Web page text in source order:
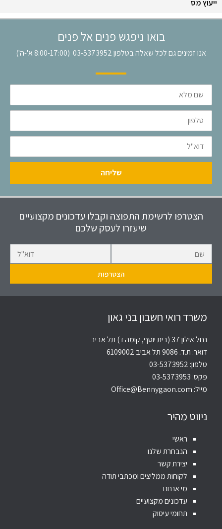
ייעוץ מס
בואו ניפגש פנים אל פנים
אנו זמינים גם לכל שאלה בטלפון03-5373952 (8:00-17:00 א'-ה')
שם
מלא
טלפון
דוא"ל
שליחה
הצטרפו לרשימת התפוצה וקבלו עדכונים מקצועיים
שיעזרו לעסק שלכם
משרד רואי חשבון בני גאון
נחל אילון 37 (בית יוסף, קומה ד) תל אביב
דואר: ת.ד. 9086 תל אביב 6109002
טלפון: 03-5373952
פקס: 03-5373953
מייל: Office@Bennygaon.com
ניווט מהיר
ראשי
הנבחרת שלנו
יצירת קשר
לקוחות ממליצים ומכתבי תודה
מי אנחנו
עדכונים מקצועיים
תחומי עיסוק